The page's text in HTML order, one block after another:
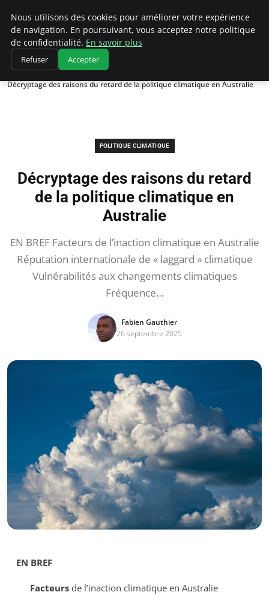
Climatedebtagents
Accueil
Politique climatique
Décryptage des raisons du retard de la politique climatique en Australie
POLITIQUE CLIMATIQUE
Décryptage des raisons du retard
de la politique climatique en
Australie
EN BREF Facteurs de l’inaction climatique en Australie
Réputation internationale de « laggard » climatique
Vulnérabilités aux changements climatiques
Fréquence…
Fabien Gauthier
26 septembre 2025
EN BREF
Facteursde l’inaction climatique en Australie
Nous utilisons des cookies pour améliorer votre expérience
de navigation. En poursuivant, vous acceptez notre politique
de confidentialité. En savoir plus
Refuser Accepter